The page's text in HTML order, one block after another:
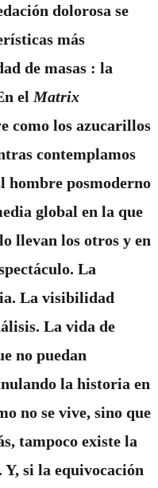
dolorosa se
más
de masas : la
el Matrix
como los azucarillos
contemplamos
hombre posmoderno
global en la que
llevan los otros y en
La
La visibilidad
La vida de
no puedan
la historia en
no se vive, sino que
tampoco existe la
si la equivocación